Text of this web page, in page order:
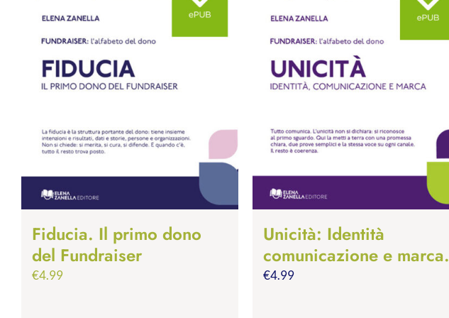
Fiducia. Il primo dono
del Fundraiser
€4.99
Unicità: Identità
comunicazione e marca.
€4.99